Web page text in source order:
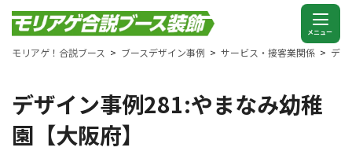
モリアゲ！合説ブース ブースデザイン事例 サービス・接客業関係 デ
デザイン事例281:やまなみ幼稚
園【大阪府】